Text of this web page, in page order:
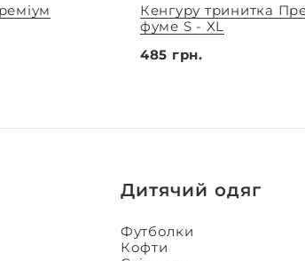
Кенгуру тринитка
фуме S - XL
485 грн.
Дитячий одяг
Футболки
Кофти